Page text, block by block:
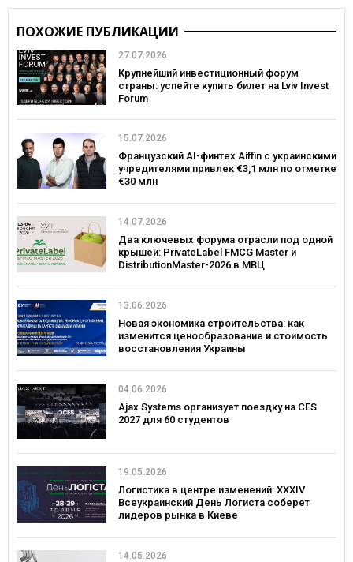
ПОХОЖИЕ ПУБЛИКАЦИИ
27.07.2026
Крупнейший инвестиционный форум
страны: успейте купить билет на Lviv Invest
Forum
15.07.2026
Французский AI-финтех Aiffin с украинскими
учредителями привлек €3,1 млн по отметке
€30 млн
14.07.2026
Два ключевых форума отрасли под одной
крышей: PrivateLabel FMCG Master и
DistributionMaster-2026 в МВЦ
13.06.2026
Новая экономика строительства: как
изменится ценообразование и стоимость
восстановления Украины
04.06.2026
Ajax Systems организует поездку на CES
2027 для 60 студентов
19.05.2026
Логистика в центре изменений: XXXIV
Всеукраинский День Логиста соберет
лидеров рынка в Киеве
14.05.2026